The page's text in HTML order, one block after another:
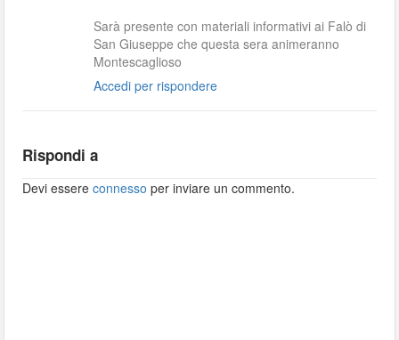
Sarà presente con materiali informativi ai Falò di
San Giuseppe che questa sera animeranno
Montescaglioso
Accedi per rispondere
Rispondi a
Devi essereconnesso per inviare un commento.